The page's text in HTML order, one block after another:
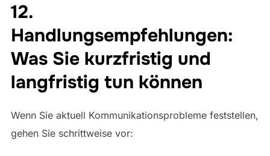
12.
Handlungsempfehlungen:
Was Sie kurzfristig und
langfristig tun können
Wenn Sie aktuell Kommunikationsprobleme feststellen,
gehen Sie schrittweise vor: